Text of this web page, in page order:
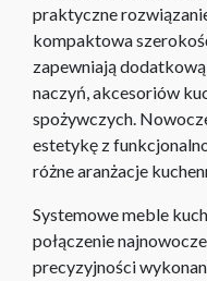
praktyczne
kompaktowa
zapewniają
naczyń, akcesoriów
spożywczych.
estetykę z
różne aranżacje
Systemowe meble
połączenie
precyzyjności